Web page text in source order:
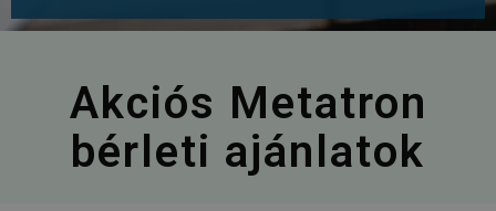
Akciós Metatron
bérleti ajánlatok